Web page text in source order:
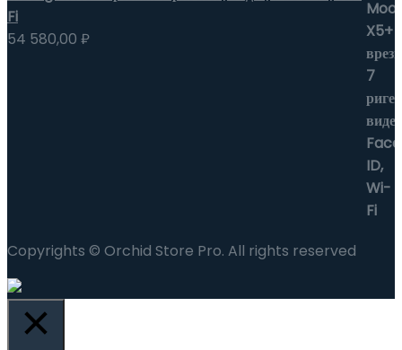
Fi
54 580,00 ₽
Copyrights © Orchid Store Pro. All rights reserved